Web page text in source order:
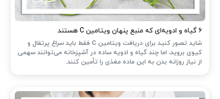
۶ گیاه و ادویه‌ای که منبع پنهان ویتامین C هستند
شاید تصور کنید برای دریافت ویتامین C فقط باید سراغ پرتقال و
کیوی بروید، اما چند گیاه و ادویه ساده در آشپزخانه می‌توانند سهمی
از نیاز روزانه بدن به این ماده مغذی را تأمین کنند.